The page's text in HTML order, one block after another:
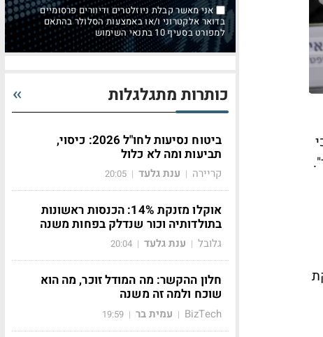
אני מאשר קבלת ניוזלטרים ודיוורים פרסומיים
בדואר אלקטרוני ו/או באמצעות הסלולר בהתאם
למפורט בסעיף 10 בתנאי השימוש
כותרות מתגלגלות
ביטוח נסיעות לחו"ל 2026: כיסוי,
תביעות ומה לא כלול
קריירה | ענת גלעד |
20:05
אוקלו מזנקת 14%: הכנסות ראשונות
בתולדותיה וכור שנדלק בפחות משנה
גלובל | ענת גלעד |
20:04
חלון ההקשר: מה המודל זוכר, מה הוא
שוכח ולמה זה משנה
BizTech
| עמית בר |
19:59